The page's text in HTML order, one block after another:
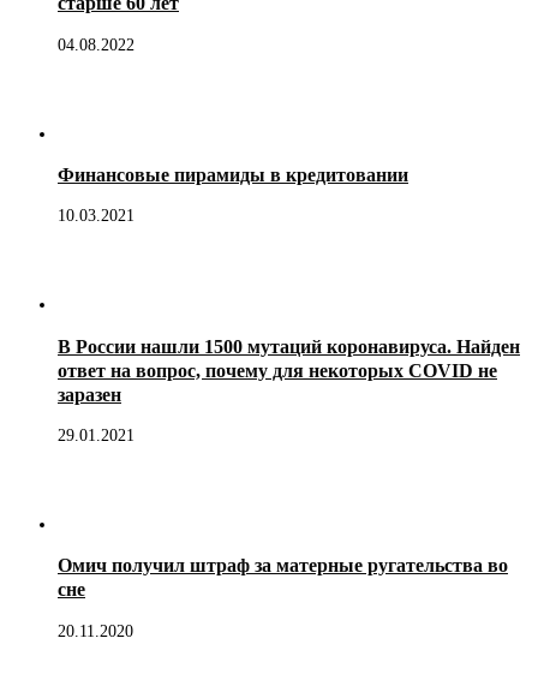
04.08.2022
Финансовые пирамиды в кредитовании
10.03.2021
В России нашли 1500 мутаций коронавируса. Найден
ответ на вопрос, почему для некоторых COVID не
заразен
29.01.2021
Омич получил штраф за матерные ругательства во
сне
20.11.2020